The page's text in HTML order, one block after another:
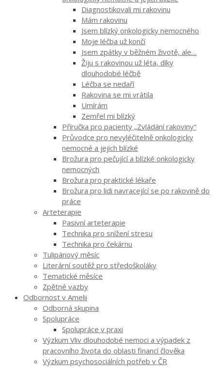
Diagnostikovali mi rakovinu
Mám rakovinu
Jsem blízký onkologicky nemocného
Moje léčba už končí
Jsem zpátky v běžném životě, ale…
Žiju s rakovinou už léta, díky
dlouhodobé léčbě
Léčba se nedaří
Rakovina se mi vrátila
Umírám
Zemřel mi blízký
Příručka pro pacienty „Zvládání rakoviny“
Průvodce pro nevyléčitelně onkologicky
nemocné a jejich blízké
Brožura pro pečující a blízké onkologicky
nemocných
Brožura pro praktické lékaře
Brožura pro lidi navracející se po rakovině do
práce
Arteterapie
Pasivní arteterapie
Technika pro snížení stresu
Technika pro čekárnu
Tulipánový měsíc
Literární soutěž pro středoškoláky
Tematické měsíce
Zpětné vazby
Odbornost v Amelii
Odborná skupina
Spolupráce
Spolupráce v praxi
Výzkum Vliv dlouhodobé nemoci a výpadek z
pracovního života do oblasti financí člověka
Výzkum psychosociálních potřeb v ČR